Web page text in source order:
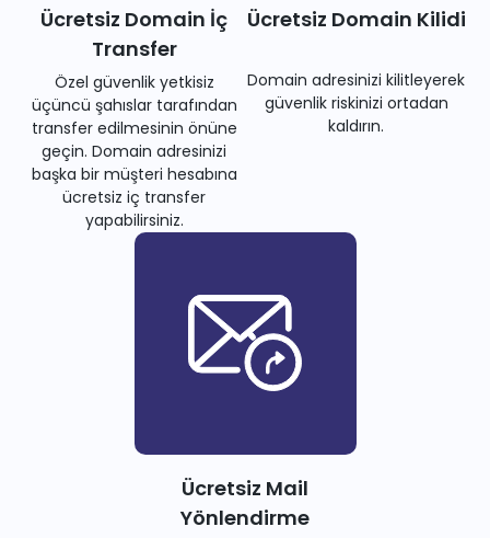
Ücretsiz Domain İç
Transfer
Özel güvenlik yetkisiz
üçüncü şahıslar tarafından
transfer edilmesinin önüne
geçin. Domain adresinizi
başka bir müşteri hesabına
ücretsiz iç transfer
yapabilirsiniz.
Ücretsiz Domain Kilidi
Domain adresinizi kilitleyerek
güvenlik riskinizi ortadan
kaldırın.
Ücretsiz Mail
Yönlendirme